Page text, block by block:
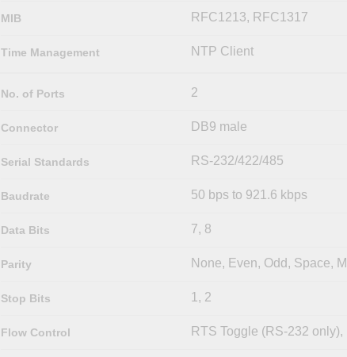
MIB RFC1213, RFC1317
Time Management NTP Client
No. of Ports 2
Connector DB9 male
Serial Standards RS-232/422/485
Baudrate 50 bps to 921.6 kbps
Data Bits 7, 8
Parity None, Even, Odd, Space,
Stop Bits 1, 2
Flow Control RTS Toggle (RS-232